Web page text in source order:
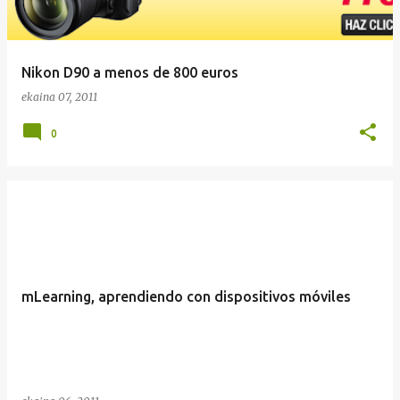
Nikon D90 a menos de 800 euros
ekaina 07, 2011
0
mLearning, aprendiendo con dispositivos móviles